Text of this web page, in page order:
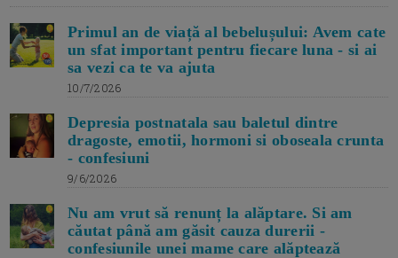
Primul an de viață al bebelușului: Avem cate
un sfat important pentru fiecare luna - si ai
sa vezi ca te va ajuta
10/7/2026
Depresia postnatala sau baletul dintre
dragoste, emotii, hormoni si oboseala crunta
- confesiuni
9/6/2026
Nu am vrut să renunț la alăptare. Si am
căutat până am găsit cauza durerii -
confesiunile unei mame care alăptează